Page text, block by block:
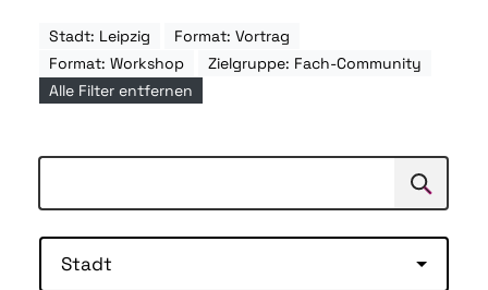
Stadt: Leipzig
Format: Vortrag
Format: Workshop
Zielgruppe: Fach-Community
Alle Filter entfernen
Suchen
Stadt